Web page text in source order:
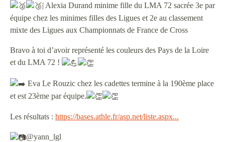
| Alexia Durand minime fille du LMA 72 sacrée 3e par
équipe chez les minimes filles des Ligues et 2e au classement
mixte des Ligues aux Championnats de France de Cross
Bravo à toi d’avoir représenté les couleurs des Pays de la Loire
et du LMA 72 !
Eva Le Rouzic chez les cadettes termine à la 190ème place
et est 23ème par équipe.
Les résultats : https://bases.athle.fr/asp.net/liste.aspx...
@yann_lgl